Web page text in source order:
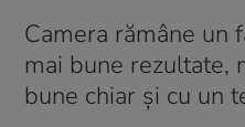
Camera rămâne un
mai bune rezultate,
bune chiar și cu un